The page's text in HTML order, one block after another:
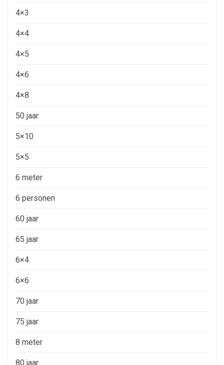
4×3
4×4
4×5
4×6
4×8
50 jaar
5×10
5×5
6 meter
6 personen
60 jaar
65 jaar
6×4
6×6
70 jaar
75 jaar
8 meter
80 jaar